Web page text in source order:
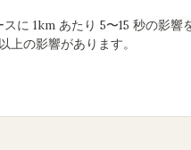
に 1km あたり 5〜15 秒の影
の影響があります。